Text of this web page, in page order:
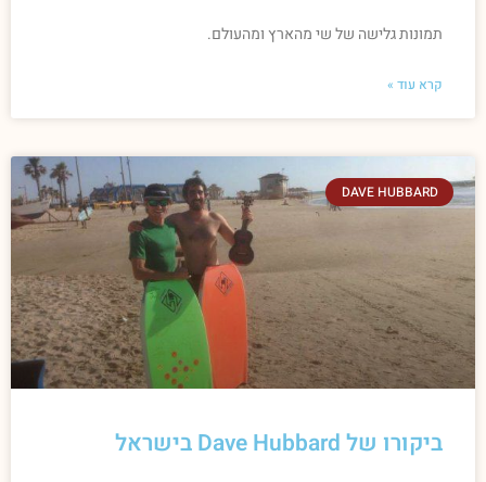
תמונות גלישה של שי מהארץ ומהעולם.
קרא עוד »
DAVE HUBBARD
ביקורו של Dave Hubbard בישראל